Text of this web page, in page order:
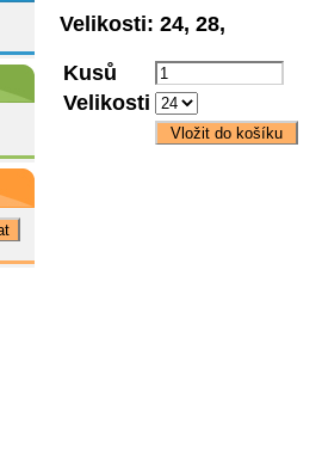
Velikosti: 24, 28,
Kusů
Velikosti